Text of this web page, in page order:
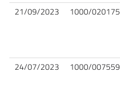
21/09/2023 1000/020175
24/07/2023 1000/007559